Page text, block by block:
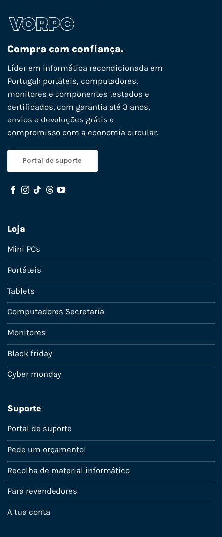
Compra com confiança.
Líder em informática recondicionada em
Portugal: portáteis, computadores,
monitores e componentes testados e
certificados, com garantia até 3 anos,
envios e devoluções grátis e
compromisso com a economia circular.
Portal de suporte
Loja
Mini PCs
Portáteis
Tablets
Computadores Secretaría
Monitores
Black friday
Cyber monday
Suporte
Portal de suporte
Pede um orçamento!
Recolha de material informático
Para revendedores
A tua conta